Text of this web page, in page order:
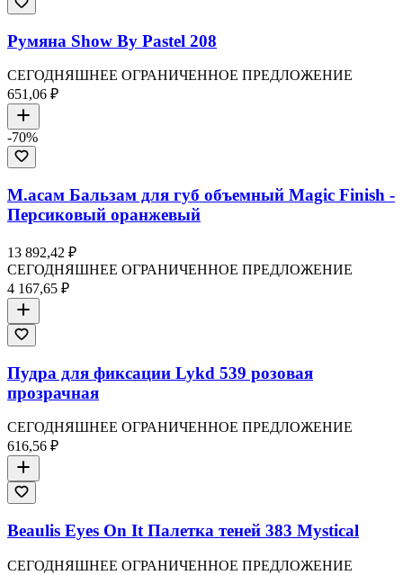
Румяна Show By Pastel 208
СЕГОДНЯШНЕЕ ОГРАНИЧЕННОЕ ПРЕДЛОЖЕНИЕ
651,06 ₽
-70%
М.асам Бальзам для губ объемный Magic Finish -
Персиковый оранжевый
13 892,42 ₽
СЕГОДНЯШНЕЕ ОГРАНИЧЕННОЕ ПРЕДЛОЖЕНИЕ
4 167,65 ₽
Пудра для фиксации Lykd 539 розовая
прозрачная
СЕГОДНЯШНЕЕ ОГРАНИЧЕННОЕ ПРЕДЛОЖЕНИЕ
616,56 ₽
Beaulis Eyes On It Палетка теней 383 Mystical
СЕГОДНЯШНЕЕ ОГРАНИЧЕННОЕ ПРЕДЛОЖЕНИЕ